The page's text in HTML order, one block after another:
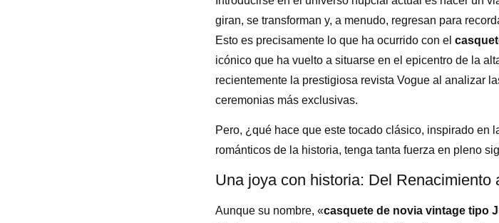
giran, se transforman y, a menudo, regresan para
Esto es precisamente lo que ha ocurrido con el
icónico que ha vuelto a situarse en el epicentro de la
recientemente la prestigiosa revista Vogue al analizar
ceremonias más exclusivas.
Pero, ¿qué hace que este tocado clásico, inspirado en
románticos de la historia, tenga tanta fuerza en pleno
Una joya con historia: Del
Aunque su nombre, «casquete de novia vintage tipo